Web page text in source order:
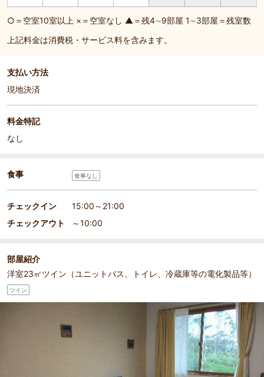
○＝空室10室以上 ×＝空室なし ▲＝残4∼9部屋 1∼3部屋＝残室数
上記料金は消費税・サービス料を含みます。
支払い方法
現地決済
料金特記
なし
食事 食事なし
チェックイン
15:00～21:00
チェックアウト
～10:00
部屋紹介
洋室23㎡ツイン（ユニットバス、トイレ、冷蔵庫等の電化製品等）
ツイン
広々とした洋室ツイン